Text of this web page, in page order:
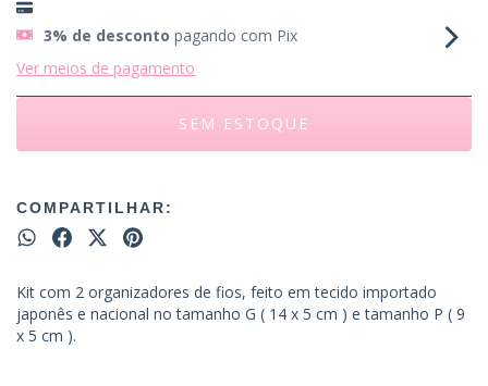
3% de desconto pagando com Pix
Ver meios de pagamento
COMPARTILHAR:
Kit com 2 organizadores de fios, feito em tecido importado
japonês e nacional no tamanho G ( 14 x 5 cm ) e tamanho P ( 9
x 5 cm ).